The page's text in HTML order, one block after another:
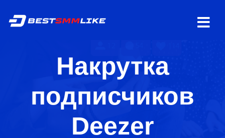
Накрутка
подписчиков
Deezer